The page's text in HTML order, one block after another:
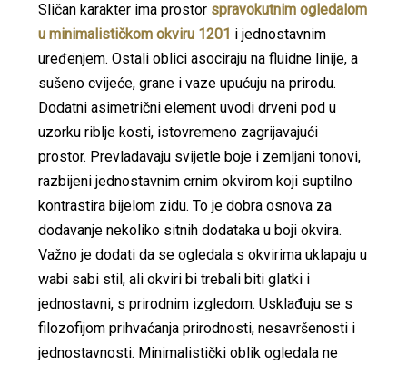
Sličan karakter ima prostor spravokutnim ogledalom
u minimalističkom okviru 1201 i jednostavnim
uređenjem. Ostali oblici asociraju na fluidne linije, a
sušeno cvijeće, grane i vaze upućuju na prirodu.
Dodatni asimetrični element uvodi drveni pod u
uzorku riblje kosti, istovremeno zagrijavajući
prostor. Prevladavaju svijetle boje i zemljani tonovi,
razbijeni jednostavnim crnim okvirom koji suptilno
kontrastira bijelom zidu. To je dobra osnova za
dodavanje nekoliko sitnih dodataka u boji okvira.
Važno je dodati da se ogledala s okvirima uklapaju u
wabi sabi stil, ali okviri bi trebali biti glatki i
jednostavni, s prirodnim izgledom. Usklađuju se s
filozofijom prihvaćanja prirodnosti, nesavršenosti i
jednostavnosti. Minimalistički oblik ogledala ne